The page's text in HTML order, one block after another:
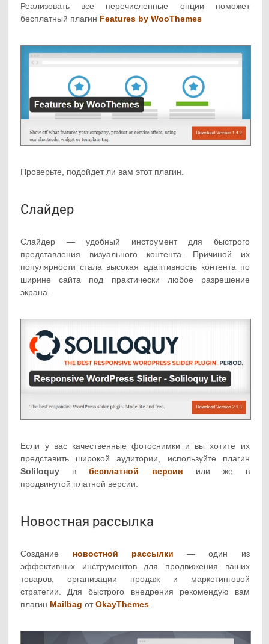
Реализовать все перечисленные опции поможет
бесплатный плагин Features by WooThemes
Проверьте, подойдет ли вам этот плагин.
Слайдер
Слайдер — удобный инструмент для быстрого
представления визуального контента. Причиной их
популярности стала высокая адаптивность контента по
ширине сайта под практически любое разрешение
экрана.
Если у вас качественные фотоснимки и вы хотите их
представить широкой аудитории, используйте плагин
Soliloquy вбесплатной версии или же в
продвинутой платной версии.
Новостная рассылка
Создание новостной рассылки — один из
эффективных инструментов для продвижения ваших
товаров, организации продаж и маркетинговой
стратегии. Для быстрого внедрения рекомендую вам
плагин Mailbag отOkayThemes